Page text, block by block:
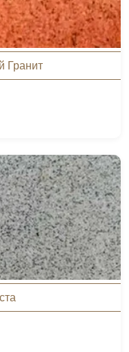
Гранит